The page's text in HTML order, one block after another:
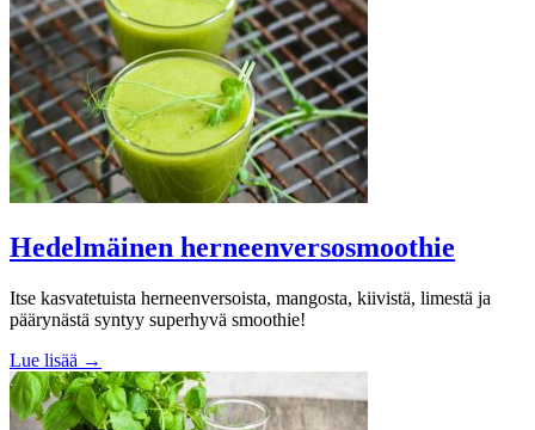
Hedelmäinen herneenversosmoothie
Itse kasvatetuista herneenversoista, mangosta, kiivistä, limestä ja
päärynästä syntyy superhyvä smoothie!
Lue lisää →